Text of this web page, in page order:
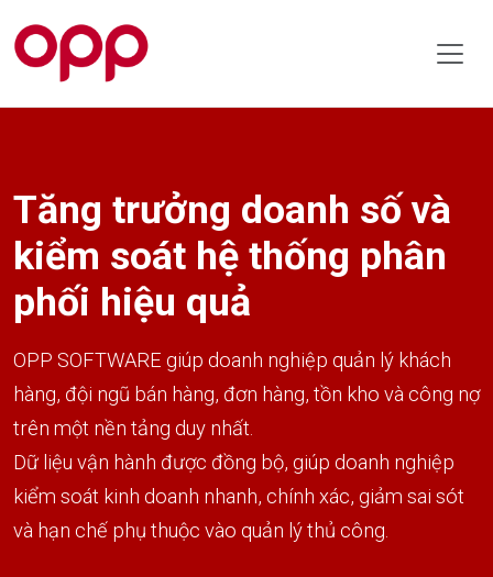
Tăng trưởng doanh số và
kiểm soát hệ thống phân
phối hiệu quả
OPP SOFTWARE giúp doanh nghiệp quản lý khách
hàng, đội ngũ bán hàng, đơn hàng, tồn kho và công nợ
trên một nền tảng duy nhất.
Dữ liệu vận hành được đồng bộ, giúp doanh nghiệp
kiểm soát kinh doanh nhanh, chính xác, giảm sai sót
và hạn chế phụ thuộc vào quản lý thủ công.